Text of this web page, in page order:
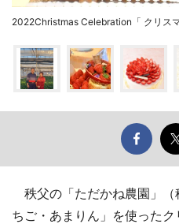
2022Christmas Celebration「 クリス
秩父の「ただかね農園」（
ちご・あまりん」を使った